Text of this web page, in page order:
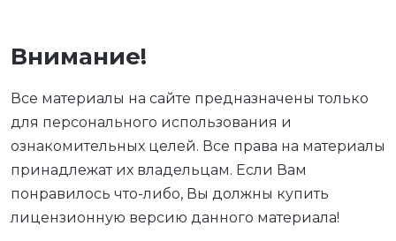
Внимание!
Все материалы на сайте предназначены только
для персонального использования и
ознакомительных целей. Все права на материалы
принадлежат их владельцам. Если Вам
понравилось что-либо, Вы должны купить
лицензионную версию данного материала!